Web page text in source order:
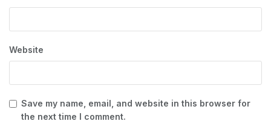
Website
Save my name, email, and website in this browser for
the next time I comment.